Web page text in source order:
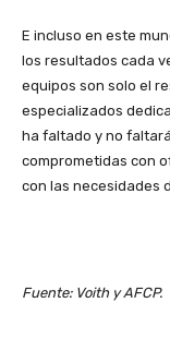
E incluso en este
los resultados cada
equipos son solo el
especializados
ha faltado y no
comprometidas con
con las necesidades
Fuente: Voith y AFCP.